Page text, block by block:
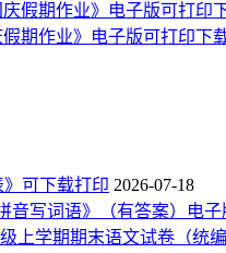
期作业》电子版可打印下
可下载打印 2026-07-18
音写词语》（有答案）电
上学期期末语文试卷（统